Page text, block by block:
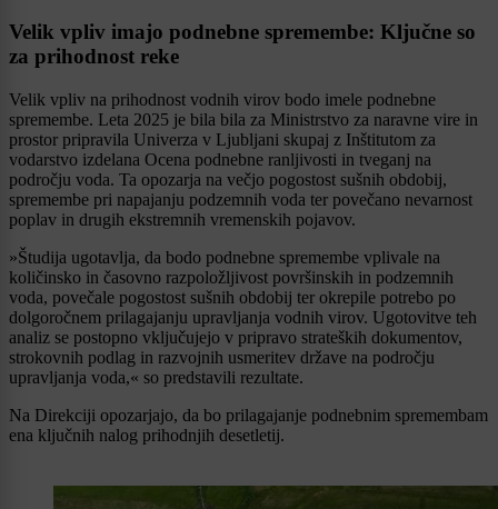
Velik vpliv imajo podnebne spremembe: Ključne so
za prihodnost reke
Velik vpliv na prihodnost vodnih virov bodo imele podnebne
spremembe. Leta 2025 je bila bila za Ministrstvo za naravne vire in
prostor pripravila Univerza v Ljubljani skupaj z Inštitutom za
vodarstvo izdelana Ocena podnebne ranljivosti in tveganj na
področju voda. Ta opozarja na večjo pogostost sušnih obdobij,
spremembe pri napajanju podzemnih voda ter povečano nevarnost
poplav in drugih ekstremnih vremenskih pojavov.
»Študija ugotavlja, da bodo podnebne spremembe vplivale na
količinsko in časovno razpoložljivost površinskih in podzemnih
voda, povečale pogostost sušnih obdobij ter okrepile potrebo po
dolgoročnem prilagajanju upravljanja vodnih virov. Ugotovitve teh
analiz se postopno vključujejo v pripravo strateških dokumentov,
strokovnih podlag in razvojnih usmeritev države na področju
upravljanja voda,« so predstavili rezultate.
Na Direkciji opozarjajo, da bo prilagajanje podnebnim spremembam
ena ključnih nalog prihodnjih desetletij.